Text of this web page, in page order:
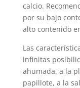
calcio.
por su bajo
alto contenido
Las
infinitas
ahumada, a la
papillote, a la